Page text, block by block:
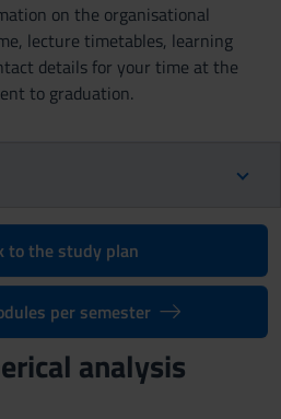
on the organisational
lecture timetables, learning
details for your time at the
to graduation.
to the study plan
per semester
analysis